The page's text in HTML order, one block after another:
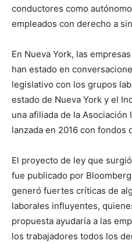
conductores como
empleados con derecho a
En Nueva York, las
han estado en
legislativo con los grupos
estado de Nueva York y el
una afiliada de la
lanzada en 2016 con fondos
El proyecto de ley que
fue publicado por
generó fuertes críticas de
laborales influyentes,
propuesta ayudaría a las
los trabajadores todos los